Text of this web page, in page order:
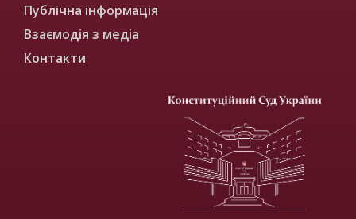
Публічна інформація
Взаємодія з медіа
Контакти